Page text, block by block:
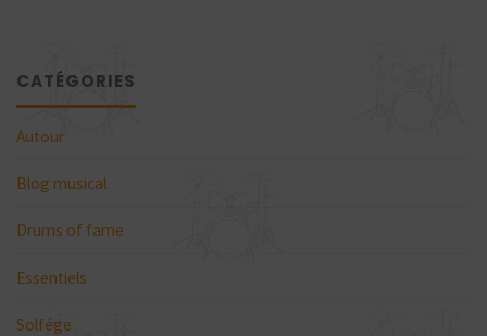
CATÉGORIES
Autour
Blog musical
Drums of fame
Essentiels
Solfége